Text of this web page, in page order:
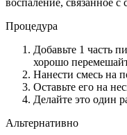
Процедура
Добавьте 1 часть
хорошо
Нанести смесь на
Оставьте его на
Делайте это один
Альтернативно